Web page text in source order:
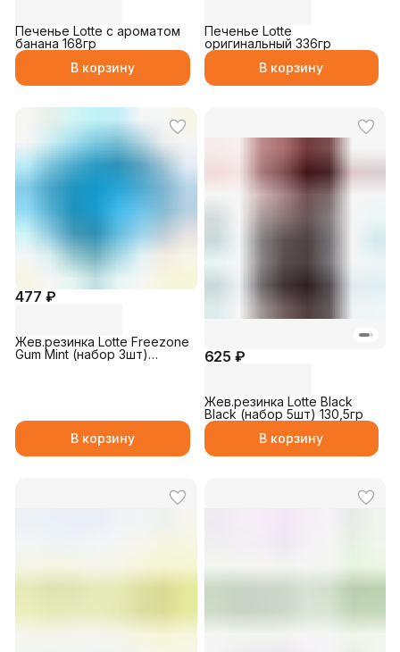
Печенье Lotte с ароматом
банана 168гр
В корзину
Печенье Lotte
оригинальный 336гр
В корзину
477 ₽
Жев.резинка Lotte Freezone
Gum Mint (набор 3шт)
В корзину
625 ₽
Жев.резинка Lotte Black
Black (набор 5шт) 130,5гр
В корзину